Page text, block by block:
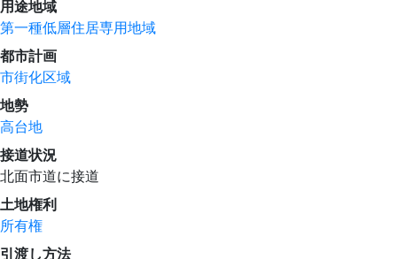
用途地域
第一種低層住居専用地域
都市計画
市街化区域
地勢
高台地
接道状況
北面市道に接道
土地権利
所有権
引渡し方法